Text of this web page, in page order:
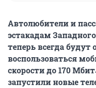
Автолюбители и
эстакадам
теперь всегда будут
воспользоваться
скорости до 170
запустили новые